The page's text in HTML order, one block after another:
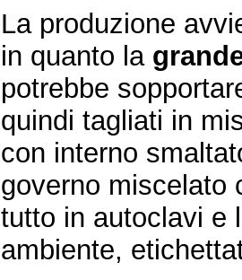
La produzione
in quanto la
potrebbe
quindi tagliati in
con interno
governo miscelato
tutto in autoclavi e
ambiente,